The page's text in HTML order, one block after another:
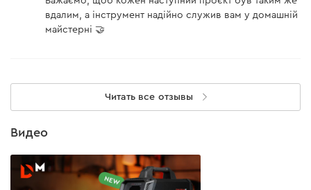
вдалим, а інструмент надійно служив вам у домашній
майстерні 🤝
Читать все отзывы
Видео